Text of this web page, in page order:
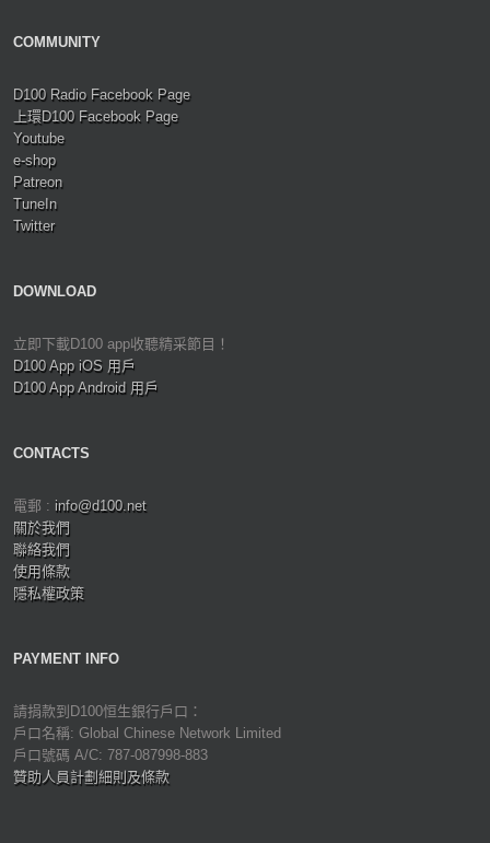
COMMUNITY
D100 Radio Facebook Page
上環D100 Facebook Page
Youtube
e-shop
Patreon
TuneIn
Twitter
DOWNLOAD
立即下載D100 app收聽精采節目！
D100 App iOS 用戶
D100 App Android 用戶
CONTACTS
電郵 : info@d100.net
關於我們
聯絡我們
使用條款
隱私權政策
PAYMENT INFO
請捐款到D100恒生銀行戶口：
戶口名稱: Global Chinese Network Limited
戶口號碼 A/C: 787-087998-883
贊助人員計劃細則及條款